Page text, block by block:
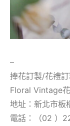
–
捧花訂製/花禮
Floral Vintage
地址：新北市板
電話：（02 ）